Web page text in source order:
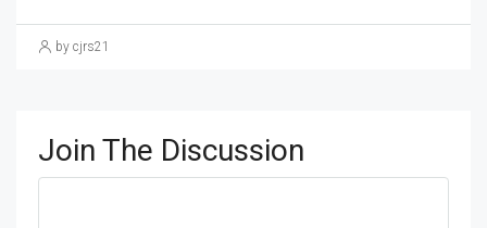
by cjrs21
Join The Discussion